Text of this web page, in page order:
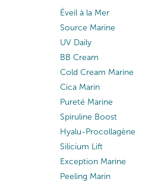
Éveil à la Mer
Source Marine
UV Daily
BB Cream
Cold Cream Marine
Cica Marin
Pureté Marine
Spiruline Boost
Hyalu-Procollagène
Silicium Lift
Exception Marine
Peeling Marin